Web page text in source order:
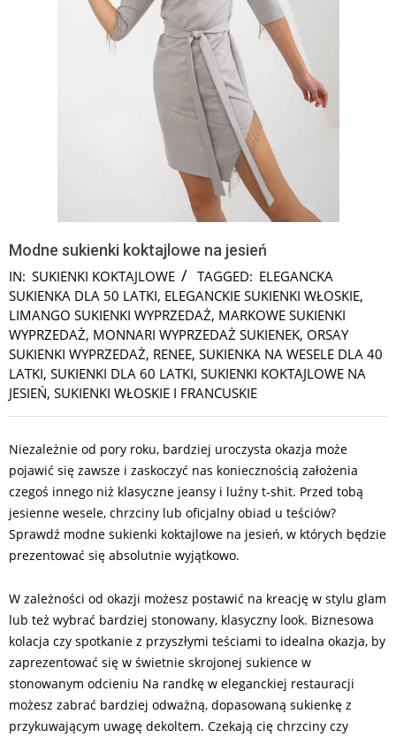
Modne sukienki koktajlowe na jesień
IN: SUKIENKI KOKTAJLOWE TAGGED: ELEGANCKA
SUKIENKA DLA 50 LATKI, ELEGANCKIE SUKIENKI WŁOSKIE,
LIMANGO SUKIENKI WYPRZEDAŻ, MARKOWE SUKIENKI
WYPRZEDAŻ, MONNARI WYPRZEDAŻ SUKIENEK, ORSAY
SUKIENKI WYPRZEDAŻ, RENEE, SUKIENKA NA WESELE DLA 40
LATKI, SUKIENKI DLA 60 LATKI, SUKIENKI KOKTAJLOWE NA
JESIEŃ, SUKIENKI WŁOSKIE I FRANCUSKIE
Niezależnie od pory roku, bardziej uroczysta okazja może
pojawić się zawsze i zaskoczyć nas koniecznością założenia
czegoś innego niż klasyczne jeansy i luźny t-shit. Przed tobą
jesienne wesele, chrzciny lub oficjalny obiad u teściów?
Sprawdź modne sukienki koktajlowe na jesień, w których będzie
prezentować się absolutnie wyjątkowo.
W zależności od okazji możesz postawić na kreację w stylu glam
lub też wybrać bardziej stonowany, klasyczny look. Biznesowa
kolacja czy spotkanie z przyszłymi teściami to idealna okazja, by
zaprezentować się w świetnie skrojonej sukience w
stonowanym odcieniu Na randkę w eleganckiej restauracji
możesz zabrać bardziej odważną, dopasowaną sukienkę z
przykuwającym uwagę dekoltem. Czekają cię chrzciny czy